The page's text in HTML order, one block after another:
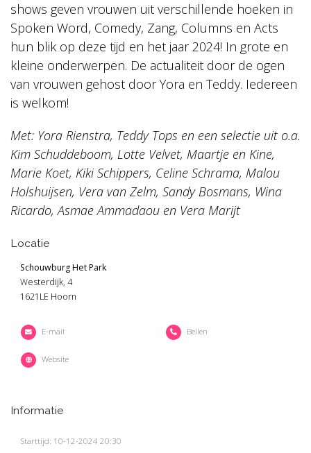
shows geven vrouwen uit verschillende hoeken in
Spoken Word, Comedy, Zang, Columns en Acts
hun blik op deze tijd en het jaar 2024! In grote en
kleine onderwerpen. De actualiteit door de ogen
van vrouwen gehost door Yora en Teddy. Iedereen
is welkom!
Met: Yora Rienstra, Teddy Tops en een selectie uit o.a.
Kim Schuddeboom, Lotte Velvet, Maartje en Kine,
Marie Koet, Kiki Schippers, Celine Schrama, Malou
Holshuijsen, Vera van Zelm, Sandy Bosmans, Wina
Ricardo, Asmae Ammadaou en Vera Marijt
Locatie
Schouwburg Het Park
Westerdijk, 4
1621LE Hoorn
E-mail Bellen
Website
Informatie
Starttijd: 10-12-2024 20:30